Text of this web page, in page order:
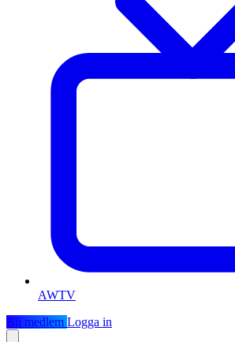
AWTV
Bli medlem Logga in